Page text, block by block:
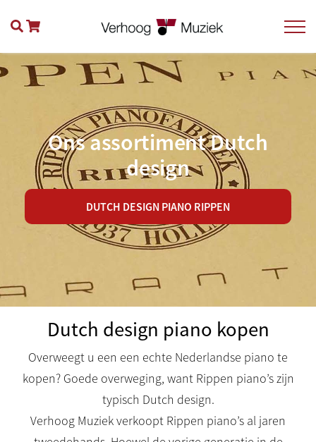
Ons assortiment Dutch
design
DUTCH DESIGN PIANO RIPPEN
Dutch design piano kopen
Overweegt u een een echte Nederlandse piano te
kopen? Goede overweging, want Rippen piano’s zijn
typisch Dutch design.
Verhoog Muziek verkoopt Rippen piano’s al jaren